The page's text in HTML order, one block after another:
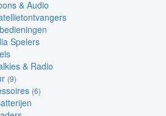
& Audio
Spelers
& Radio
(9)
(6)